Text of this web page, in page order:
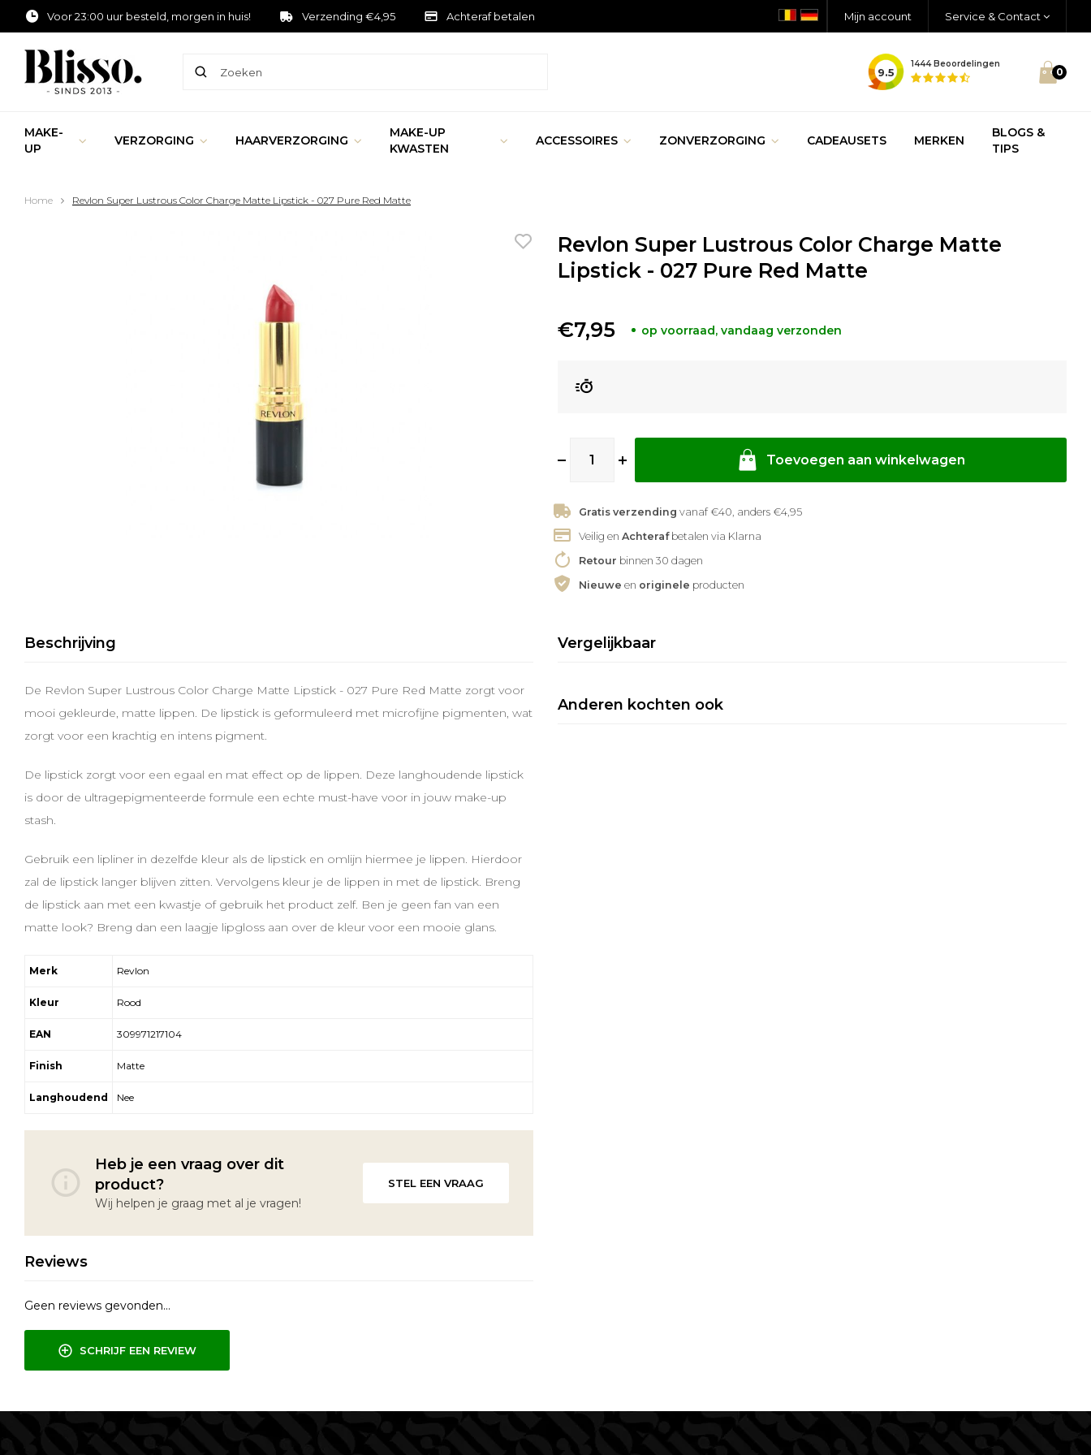
Voor 23:00 uur besteld, morgen in huis! Verzending €4,95 Achteraf betalen Mijn account Service & Contact
9.5
1444Beoordelingen
0
MAKE-
UP
VERZORGING HAARVERZORGING
MAKE-UP
KWASTEN
ACCESSOIRES ZONVERZORGING CADEAUSETS MERKEN
BLOGS &
TIPS
Home Revlon Super Lustrous Color Charge Matte Lipstick - 027 Pure Red Matte
Revlon Super Lustrous Color Charge Matte
Lipstick - 027 Pure Red Matte
€7,95 op voorraad, vandaag verzonden
Toevoegen aan winkelwagen
Gratis verzending vanaf €40, anders €4,95
Veilig en Achterafbetalen via Klarna
Retour binnen 30 dagen
Nieuwe en originele producten
Beschrijving
De Revlon Super Lustrous Color Charge Matte Lipstick - 027 Pure Red Matte zorgt voor
mooi gekleurde, matte lippen. De lipstick is geformuleerd met microfijne pigmenten, wat
zorgt voor een krachtig en intens pigment.
De lipstick zorgt voor een egaal en mat effect op de lippen. Deze langhoudende lipstick
is door de ultragepigmenteerde formule een echte must-have voor in jouw make-up
stash.
Gebruik een lipliner in dezelfde kleur als de lipstick en omlijn hiermee je lippen. Hierdoor
zal de lipstick langer blijven zitten. Vervolgens kleur je de lippen in met de lipstick. Breng
de lipstick aan met een kwastje of gebruik het product zelf. Ben je geen fan van een
matte look? Breng dan een laagje lipgloss aan over de kleur voor een mooie glans.
Merk Revlon
Kleur Rood
EAN 309971217104
Finish Matte
Langhoudend Nee
Heb je een vraag over dit
product?
Wij helpen je graag met al je vragen!
STEL EEN VRAAG
Reviews
Geen reviews gevonden...
SCHRIJF EEN REVIEW
Vergelijkbaar
Anderen kochten ook